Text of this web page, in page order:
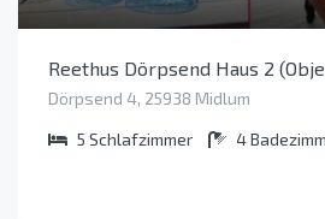
Reethus Dörpsend Haus 2
Dörpsend 4, 25938 Midlum
5 Schlafzimmer 4